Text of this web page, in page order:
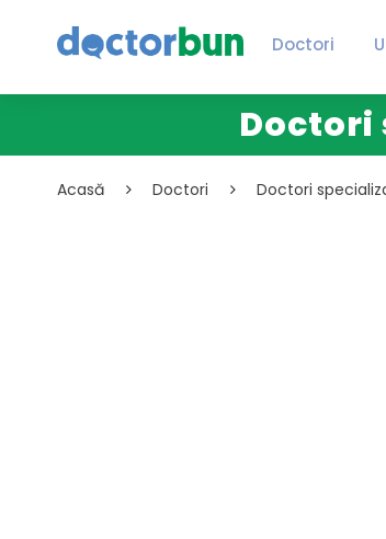
Doctori
Acasă Doctori Doctori